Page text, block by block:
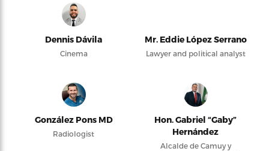
Dennis Dávila
Cinema
Mr. Eddie López Serrano
Lawyer and political analyst
González Pons MD
Radiologist
Hon. Gabriel “Gaby”
Hernández
Alcalde de Camuy y